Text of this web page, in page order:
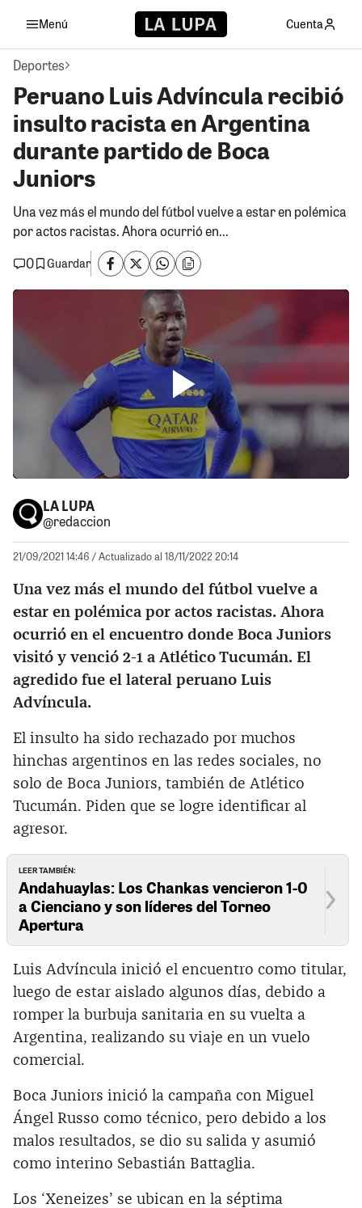
Menú Cuenta
Deportes
Peruano Luis Advíncula recibió
insulto racista en Argentina
durante partido de Boca
Juniors
Una vez más el mundo del fútbol vuelve a estar en polémica
por actos racistas. Ahora ocurrió en...
0
Guardar
LA LUPA
@redaccion
21/09/2021 14:46 / Actualizado al 18/11/2022 20:14
Una vez más el mundo del fútbol vuelve a
estar en polémica por actos racistas. Ahora
ocurrió en el encuentro donde Boca Juniors
visitó y venció 2-1 a Atlético Tucumán. El
agredido fue el lateral peruano Luis
Advíncula.
El insulto ha sido rechazado por muchos
hinchas argentinos en las redes sociales, no
solo de Boca Juniors, también de Atlético
Tucumán. Piden que se logre identificar al
agresor.
LEER TAMBIÉN:
Andahuaylas: Los Chankas vencieron 1-0
a Cienciano y son líderes del Torneo
Apertura
Luis Advíncula inició el encuentro como titular,
luego de estar aislado algunos días, debido a
romper la burbuja sanitaria en su vuelta a
Argentina, realizando su viaje en un vuelo
comercial.
Boca Juniors inició la campaña con Miguel
Ángel Russo como técnico, pero debido a los
malos resultados, se dio su salida y asumió
como interino Sebastián Battaglia.
Los ‘Xeneizes’ se ubican en la séptima